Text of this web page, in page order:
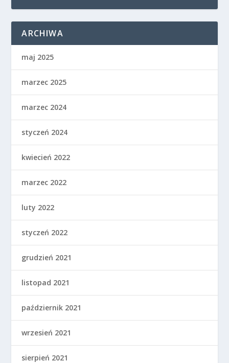
ARCHIWA
maj 2025
marzec 2025
marzec 2024
styczeń 2024
kwiecień 2022
marzec 2022
luty 2022
styczeń 2022
grudzień 2021
listopad 2021
październik 2021
wrzesień 2021
sierpień 2021